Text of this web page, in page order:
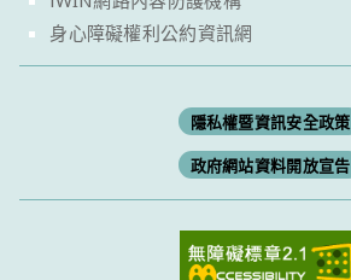
身心障礙權利公約資訊網
隱私權暨資訊安全政策
政府網站資料開放宣告